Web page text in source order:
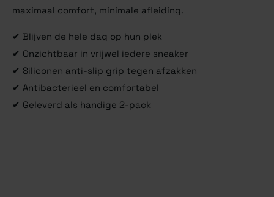
maximaal comfort, minimale afleiding.
✔ Blijven de hele dag op hun plek
✔ Onzichtbaar in vrijwel iedere sneaker
✔ Siliconen anti-slip grip tegen afzakken
✔ Antibacterieel en comfortabel
✔ Geleverd als handige 2-pack